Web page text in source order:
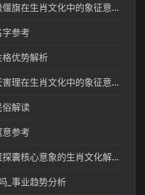
卧鼓偃旗是什么生肖_卧鼓偃旗在生肖文化中的象征意义
字参考
格优势解析
伤天害理是什么生肖_伤天害理在生肖文化中的象征意义
俗解读
意参考
揭箧探囊是什么生肖_揭箧探囊核心意象的生肖文化解读
_事业趋势分析